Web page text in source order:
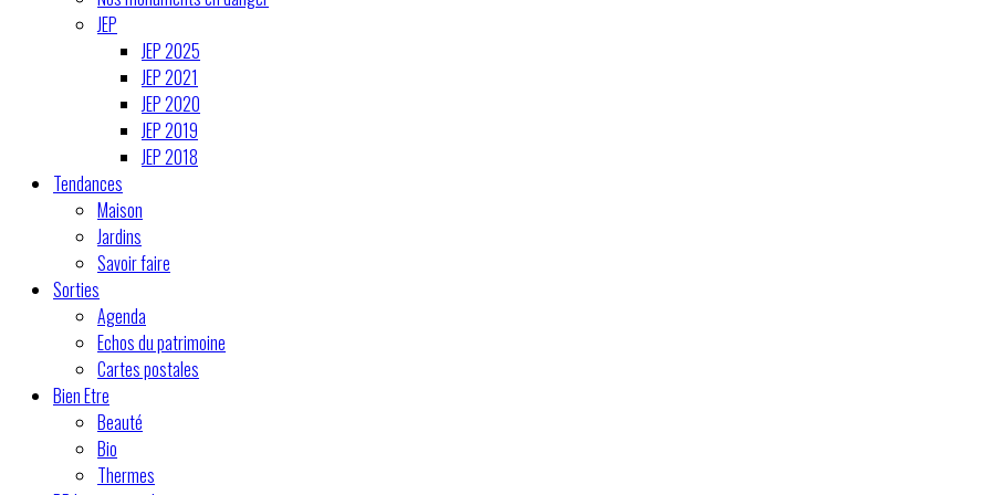
JEP
JEP 2025
JEP 2021
JEP 2020
JEP 2019
JEP 2018
Tendances
Maison
Jardins
Savoir faire
Sorties
Agenda
Echos du patrimoine
Cartes postales
Bien Etre
Beauté
Bio
Thermes